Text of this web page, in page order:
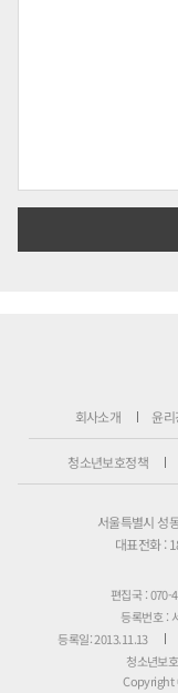
회사소개 윤리
청소년보호정책
서울특별시 성
대표전화 :
편집국 : 070-
등록번호 :
등록일: 2013.11.13
청소년보